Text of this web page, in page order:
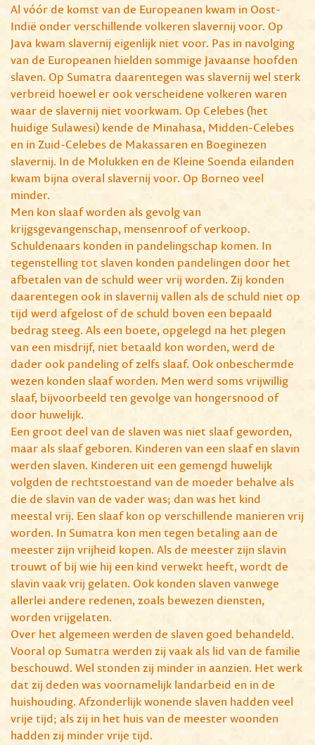
Al vóór de komst van de Europeanen kwam in Oost-
Indië onder verschillende volkeren slavernij voor. Op
Java kwam slavernij eigenlijk niet voor. Pas in navolging
van de Europeanen hielden sommige Javaanse hoofden
slaven. Op Sumatra daarentegen was slavernij wel sterk
verbreid hoewel er ook verscheidene volkeren waren
waar de slavernij niet voorkwam. Op Celebes (het
huidige Sulawesi) kende de Minahasa, Midden-Celebes
en in Zuid-Celebes de Makassaren en Boeginezen
slavernij. In de Molukken en de Kleine Soenda eilanden
kwam bijna overal slavernij voor. Op Borneo veel
minder.
Men kon slaaf worden als gevolg van
krijgsgevangenschap, mensenroof of verkoop.
Schuldenaars konden in pandelingschap komen. In
tegenstelling tot slaven konden pandelingen door het
afbetalen van de schuld weer vrij worden. Zij konden
daarentegen ook in slavernij vallen als de schuld niet op
tijd werd afgelost of de schuld boven een bepaald
bedrag steeg. Als een boete, opgelegd na het plegen
van een misdrijf, niet betaald kon worden, werd de
dader ook pandeling of zelfs slaaf. Ook onbeschermde
wezen konden slaaf worden. Men werd soms vrijwillig
slaaf, bijvoorbeeld ten gevolge van hongersnood of
door huwelijk.
Een groot deel van de slaven was niet slaaf geworden,
maar als slaaf geboren. Kinderen van een slaaf en slavin
werden slaven. Kinderen uit een gemengd huwelijk
volgden de rechtstoestand van de moeder behalve als
die de slavin van de vader was; dan was het kind
meestal vrij. Een slaaf kon op verschillende manieren vrij
worden. In Sumatra kon men tegen betaling aan de
meester zijn vrijheid kopen. Als de meester zijn slavin
trouwt of bij wie hij een kind verwekt heeft, wordt de
slavin vaak vrij gelaten. Ook konden slaven vanwege
allerlei andere redenen, zoals bewezen diensten,
worden vrijgelaten.
Over het algemeen werden de slaven goed behandeld.
Vooral op Sumatra werden zij vaak als lid van de familie
beschouwd. Wel stonden zij minder in aanzien. Het werk
dat zij deden was voornamelijk landarbeid en in de
huishouding. Afzonderlijk wonende slaven hadden veel
vrije tijd; als zij in het huis van de meester woonden
hadden zij minder vrije tijd.